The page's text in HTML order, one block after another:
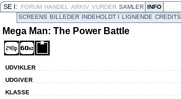
Battle
SE I: FORUM HANDEL ARKIV VURDER SAMLER INFO
SCREENS BILLEDER INDEHOLDT I LIGNENDE CREDITS
Mega Man: The Power Battle
UDVIKLER
UDGIVER
KLASSE